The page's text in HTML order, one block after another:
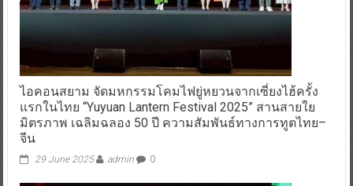
ไอคอนสยาม จัดมหกรรมโคมไฟยู่หยวนจากเซี่ยงไฮ้ครั้ง
แรกในไทย “Yuyuan Lantern Festival 2025” สานสายใย
มิตรภาพ เฉลิมฉลอง 50 ปี ความสัมพันธ์ทางการทูตไทย–
จีน
29 June 2025 admin 0